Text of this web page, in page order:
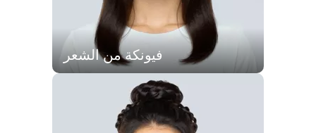
فيونكة من الشعر